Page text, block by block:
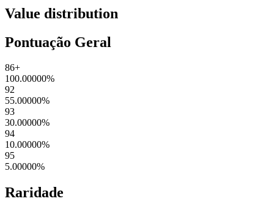
Value distribution
Pontuação Geral
86+
100.00000%
92
55.00000%
93
30.00000%
94
10.00000%
95
5.00000%
Raridade